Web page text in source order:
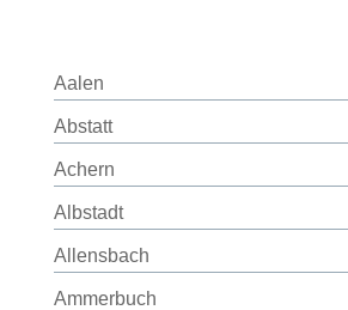
Aalen
Abstatt
Achern
Albstadt
Allensbach
Ammerbuch